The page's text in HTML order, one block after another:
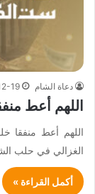
دعاة الشام 19
اللهم أعط
اللهم أعط منفقا
الغزالي في حلب
أكمل القراءة »